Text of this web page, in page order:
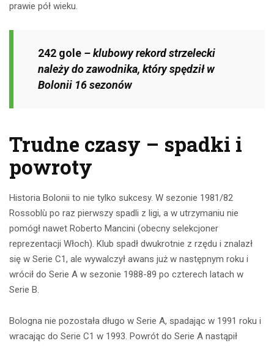
prawie pół wieku.
242 gole – klubowy rekord strzelecki
należy do zawodnika, który spędził w
Bolonii 16 sezonów
Trudne czasy – spadki i
powroty
Historia Bolonii to nie tylko sukcesy. W sezonie 1981/82
Rossoblù po raz pierwszy spadli z ligi, a w utrzymaniu nie
pomógł nawet Roberto Mancini (obecny selekcjoner
reprezentacji Włoch). Klub spadł dwukrotnie z rzędu i znalazł
się w Serie C1, ale wywalczył awans już w następnym roku i
wrócił do Serie A w sezonie 1988-89 po czterech latach w
Serie B.
Bologna nie pozostała długo w Serie A, spadając w 1991 roku i
wracając do Serie C1 w 1993. Powrót do Serie A nastąpił